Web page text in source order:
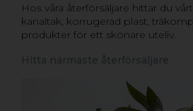
Hos våra återförsäljare hittar du
kanaltak, korrugerad plast,
produkter för ett skönare uteliv.
Hitta närmaste återförsäljare